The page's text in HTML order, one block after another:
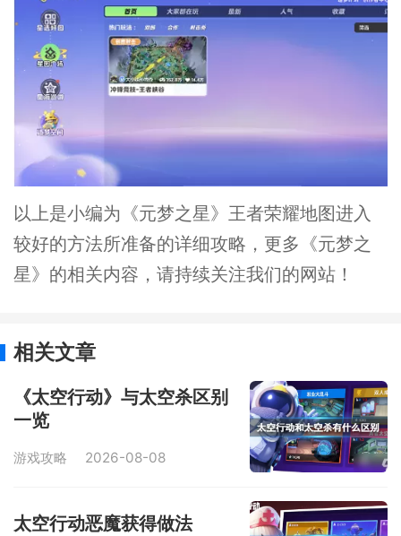
以上是小编为《元梦之星》王者荣耀地图进入
较好的方法所准备的详细攻略，更多《元梦之
星》的相关内容，请持续关注我们的网站！
相关文章
《太空行动》与太空杀区别
一览
游戏攻略 2026-08-08
太空行动恶魔获得做法